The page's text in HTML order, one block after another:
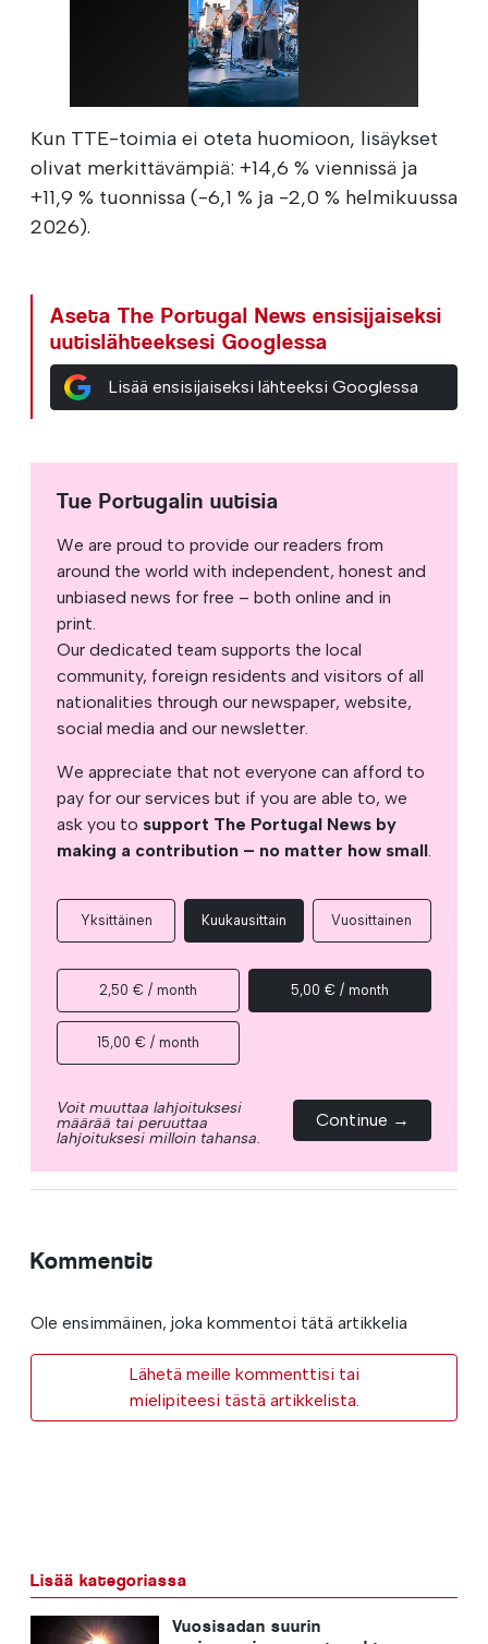
Kun TTE-toimia ei oteta huomioon, lisäykset
olivat merkittävämpiä: +14,6 % viennissä ja
+11,9 % tuonnissa (-6,1 % ja -2,0 % helmikuussa
2026).
Aseta The Portugal News ensisijaiseksi
uutislähteeksesi Googlessa
Lisää ensisijaiseksi lähteeksi Googlessa
Tue Portugalin uutisia
We are proud to provide our readers from
around the world with independent, honest and
unbiased news for free – both online and in
print.
Our dedicated team supports the local
community, foreign residents and visitors of all
nationalities through our newspaper, website,
social media and our newsletter.
We appreciate that not everyone can afford to
pay for our services but if you are able to, we
ask you to support The Portugal News by
making a contribution – no matter how small.
Yksittäinen Kuukausittain Vuosittainen
2,50 € / month 5,00 € / month
15,00 € / month
Voit muuttaa lahjoituksesi
määrää tai peruuttaa
lahjoituksesi milloin tahansa.
Continue →
Kommentit
Ole ensimmäinen, joka kommentoi tätä artikkelia
Lähetä meille kommenttisi tai
mielipiteesi tästä artikkelista.
Lisää kategoriassa
Vuosisadan suurin